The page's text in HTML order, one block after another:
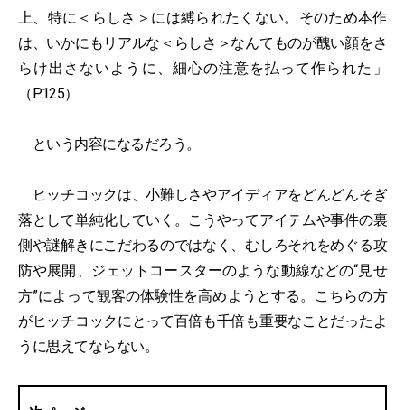
上、特に＜らしさ＞には縛られたくない。そのため本作
は、いかにもリアルな＜らしさ＞なんてものが醜い顔をさ
らけ出さないように、細心の注意を払って作られた」
（P.125）
という内容になるだろう。
ヒッチコックは、小難しさやアイディアをどんどんそぎ
落として単純化していく。こうやってアイテムや事件の裏
側や謎解きにこだわるのではなく、むしろそれをめぐる攻
防や展開、ジェットコースターのような動線などの“見せ
方”によって観客の体験性を高めようとする。こちらの方
がヒッチコックにとって百倍も千倍も重要なことだったよ
うに思えてならない。